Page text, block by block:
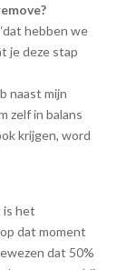
hebben we
je deze stap
naast mijn
zelf in balans
krijgen, word
is het
dat moment
dat 50%